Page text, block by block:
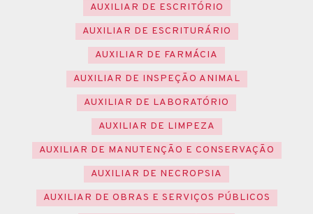
AUXILIAR DE ESCRITÓRIO
AUXILIAR DE ESCRITURÁRIO
AUXILIAR DE FARMÁCIA
AUXILIAR DE INSPEÇÃO ANIMAL
AUXILIAR DE LABORATÓRIO
AUXILIAR DE LIMPEZA
AUXILIAR DE MANUTENÇÃO E CONSERVAÇÃO
AUXILIAR DE NECROPSIA
AUXILIAR DE OBRAS E SERVIÇOS PÚBLICOS